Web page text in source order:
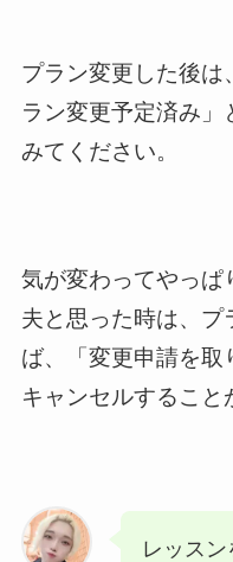
プラン変更した後は
ラン変更予定済み」
みてください。
気が変わってやっぱ
夫と思った時は、プ
ば、「変更申請を取
キャンセルすること
レッス